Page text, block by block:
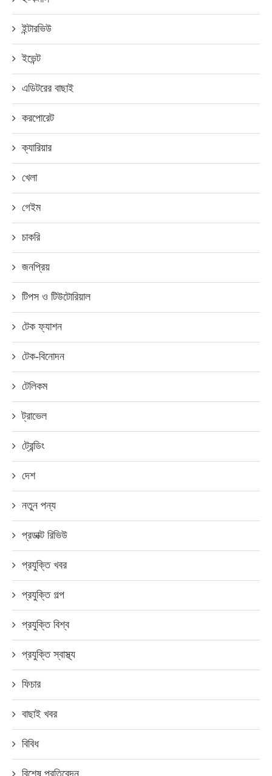
ইন্টারভিউ
ইভেন্ট
এডিটরের বাছাই
করপোরেট
ক্যারিয়ার
খেলা
গেইম
চাকরি
জনপ্রিয়
টিপস ও টিউটোরিয়াল
টেক ফ্যাশন
টেক-বিনোদন
টেলিকম
ট্রাভেল
ট্রেন্ডিং
দেশ
নতুন পন্য
প্রডাক্ট রিভিউ
প্রযুক্তি খবর
প্রযুক্তি গল্প
প্রযুক্তি বিশ্ব
প্রযুক্তি স্বাস্থ্য
ফিচার
বাছাই খবর
বিবিধ